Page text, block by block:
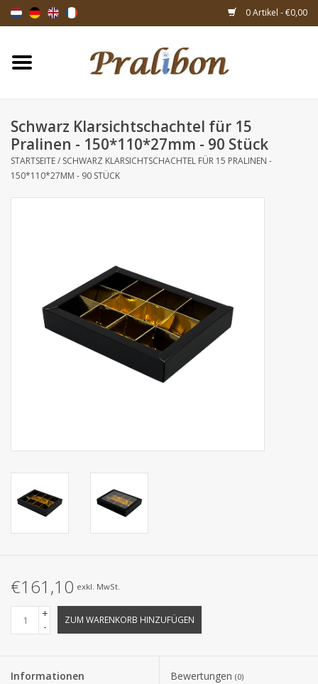
0 Artikel - €0,00
Startseite
Taschen & Beuteln
Verpackungsmaterialien
Themen
Schwarz Klarsichtschachtel für 15
Pralinen - 150*110*27mm - 90 Stück
STARTSEITE/ SCHWARZ KLARSICHTSCHACHTEL FÜR 15 PRALINEN -
150*110*27MM - 90 STÜCK
€161,10 exkl. MwSt.
+
-
ZUM WARENKORB HINZUFÜGEN
Informationen Bewertungen (0)